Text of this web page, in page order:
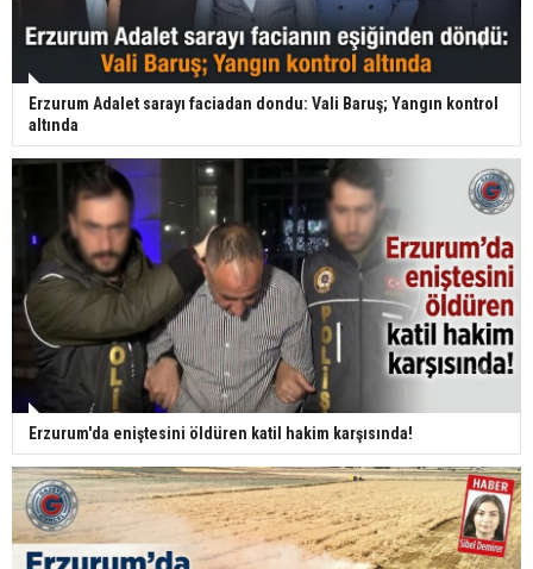
Erzurum Adalet sarayı faciadan dondu: Vali Baruş; Yangın kontrol
altında
Erzurum'da eniştesini öldüren katil hakim karşısında!